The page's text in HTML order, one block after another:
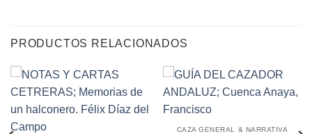
PRODUCTOS RELACIONADOS
CAZA GENERAL & NARRATIVA